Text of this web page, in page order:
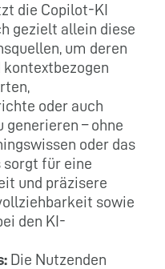
die Copilot-KI
gezielt allein diese
um deren
kontextbezogen
oder auch
– ohne
oder das
sorgt für eine
und präzisere
sowie
den KI-
Die Nutzenden